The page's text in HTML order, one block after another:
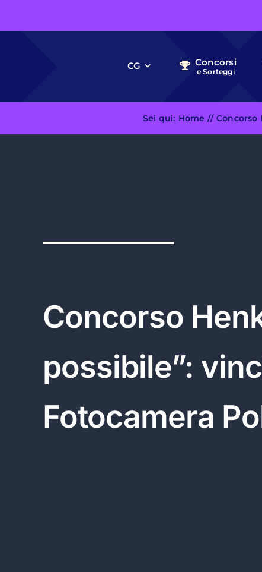
CG Concorsi
e Sorteggi
Sei qui: Home Concorso
Concorso
possibile”:
Fotocamera